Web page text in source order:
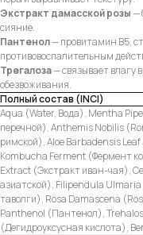
Экстракт дамасской розы—
сияние.
Пантенол— провитамин B5,
противовоспалительным
Трегалоза— связывает влагу
обезвоживания.
Полный состав (INCI)
Aqua (Water, Вода), Mentha
перечной), Anthemis Nobilis
римской), Aloe Barbadensis
Kombucha Ferment (Фермент
Extract (Экстракт иван-чая),
азиатской), Filipendula
таволги), Rosa Damascena
Panthenol (Пантенол),
(Дегидроуксусная кислота),